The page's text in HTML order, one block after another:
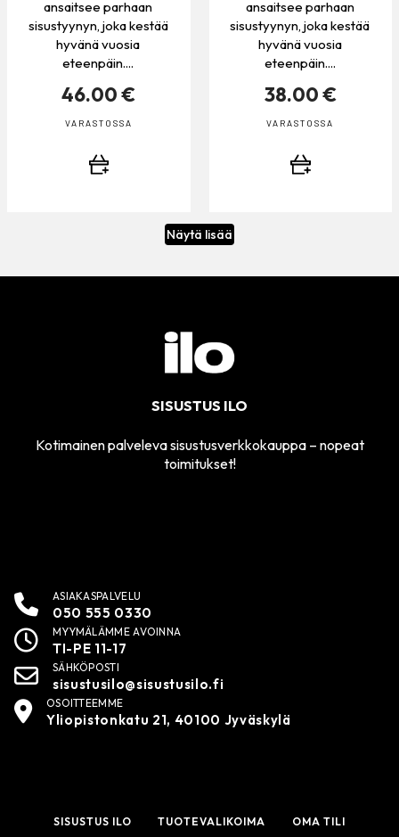
ansaitsee parhaan
sisustyynyn, joka kestää
hyvänä vuosia
eteenpäin....
46.00 €
VARASTOSSA
ansaitsee parhaan
sisustyynyn, joka kestää
hyvänä vuosia
eteenpäin....
38.00 €
VARASTOSSA
Näytä lisää
SISUSTUS ILO
Kotimainen palveleva sisustusverkkokauppa – nopeat
toimitukset!
ASIAKASPALVELU
050 555 0330
MYYMÄLÄMME AVOINNA
TI-PE 11-17
SÄHKÖPOSTI
sisustusilo@sisustusilo.fi
OSOITTEEMME
Yliopistonkatu 21, 40100 Jyväskylä
SISUSTUS ILO TUOTEVALIKOIMA OMA TILI